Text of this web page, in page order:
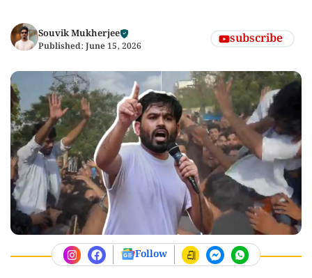
Souvik Mukherjee
Published: June 15, 2026 subscribe
Follow